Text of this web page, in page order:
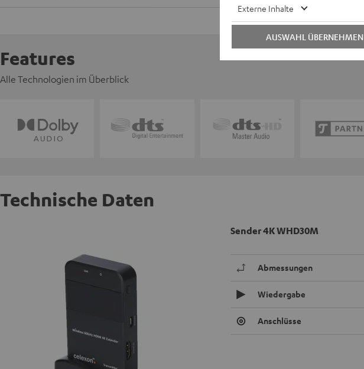
Features
Alle Technologien im Überblick
Technische Daten
Sender 4K WHD30M
Abmessungen
Wiedergabe
Anschlüsse
Externe Inhalte
AUSWAHL ÜBERNEHMEN